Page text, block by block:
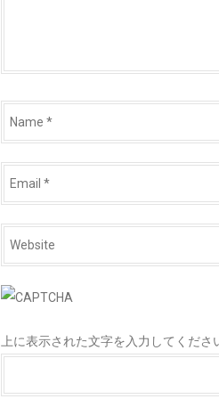
Name
*
Email
*
Website
*
上に表示された文字を入力してくださ